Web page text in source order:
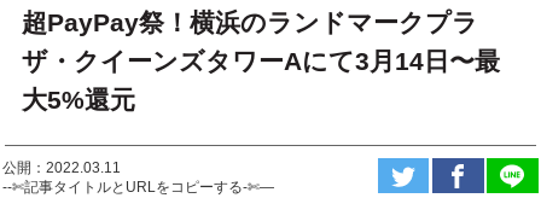
超PayPay祭！横浜のランドマークプラ
ザ・クイーンズタワーAにて3月14日〜最
大5%還元
公開：2022.03.11
--✄記事タイトルとURLをコピーする-✄—